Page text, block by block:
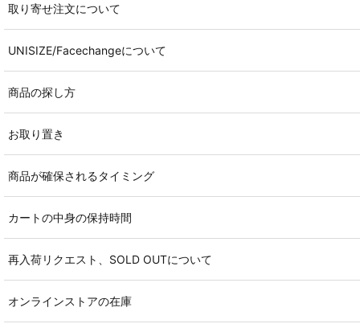
取り寄せ注文について
UNISIZE/Facechangeについて
商品の探し方
お取り置き
商品が確保されるタイミング
カートの中身の保持時間
再入荷リクエスト、SOLD OUTについて
オンラインストアの在庫